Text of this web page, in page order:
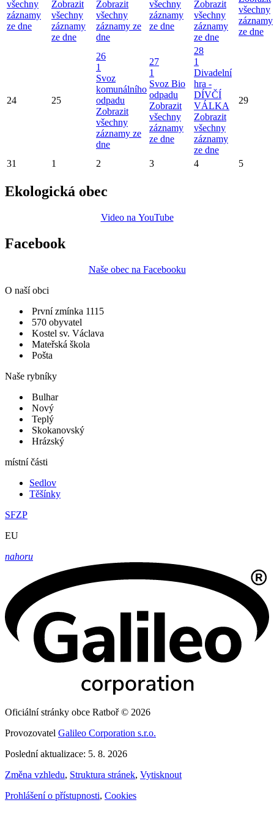
všechny
záznamy
ze dne
Zobrazit
všechny
záznamy
ze dne
Zobrazit
všechny
záznamy ze
dne
všechny
záznamy
ze dne
Zobrazit
všechny
záznamy
ze dne
všechny
záznamy
ze dne
24 25
26
1
Svoz
komunálního
odpadu
Zobrazit
všechny
záznamy ze
dne
27
1
Svoz Bio
odpadu
Zobrazit
všechny
záznamy
ze dne
28
1
Divadelní
hra -
DÍVČÍ
VÁLKA
Zobrazit
všechny
záznamy
ze dne
29
31 1 2 3 4 5
Ekologická obec
Video na YouTube
Facebook
Naše obec na Facebooku
O naší obci
První zmínka 1115
570 obyvatel
Kostel sv. Václava
Mateřská škola
Pošta
Naše rybníky
Bulhar
Nový
Teplý
Skokanovský
Hrázský
místní části
Sedlov
Těšínky
SFZP
EU
nahoru
Oficiální stránky obce Ratboř © 2026
Provozovatel Galileo Corporation s.r.o.
Poslední aktualizace: 5. 8. 2026
Změna vzhledu, Struktura stránek, Vytisknout
Prohlášení o přístupnosti, Cookies